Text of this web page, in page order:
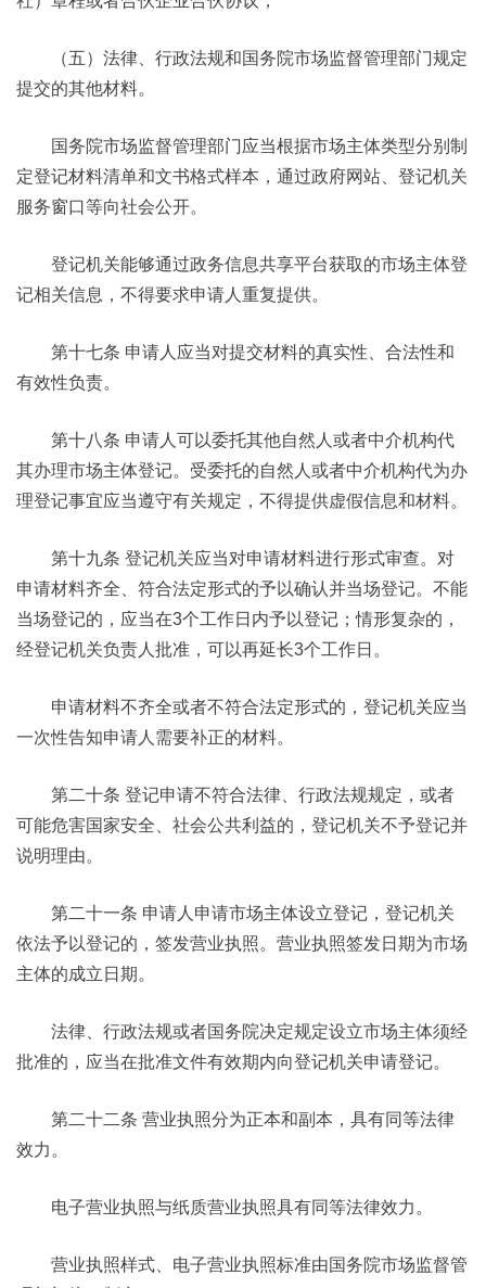
（五）法律、行政法规和国务院市场监督管理部门规定
提交的其他材料。
国务院市场监督管理部门应当根据市场主体类型分别制
定登记材料清单和文书格式样本，通过政府网站、登记机关
服务窗口等向社会公开。
登记机关能够通过政务信息共享平台获取的市场主体登
记相关信息，不得要求申请人重复提供。
第十七条 申请人应当对提交材料的真实性、合法性和
有效性负责。
第十八条 申请人可以委托其他自然人或者中介机构代
其办理市场主体登记。受委托的自然人或者中介机构代为办
理登记事宜应当遵守有关规定，不得提供虚假信息和材料。
第十九条 登记机关应当对申请材料进行形式审查。对
申请材料齐全、符合法定形式的予以确认并当场登记。不能
当场登记的，应当在3个工作日内予以登记；情形复杂的，
经登记机关负责人批准，可以再延长3个工作日。
申请材料不齐全或者不符合法定形式的，登记机关应当
一次性告知申请人需要补正的材料。
第二十条 登记申请不符合法律、行政法规规定，或者
可能危害国家安全、社会公共利益的，登记机关不予登记并
说明理由。
第二十一条 申请人申请市场主体设立登记，登记机关
依法予以登记的，签发营业执照。营业执照签发日期为市场
主体的成立日期。
法律、行政法规或者国务院决定规定设立市场主体须经
批准的，应当在批准文件有效期内向登记机关申请登记。
第二十二条 营业执照分为正本和副本，具有同等法律
效力。
电子营业执照与纸质营业执照具有同等法律效力。
营业执照样式、电子营业执照标准由国务院市场监督管